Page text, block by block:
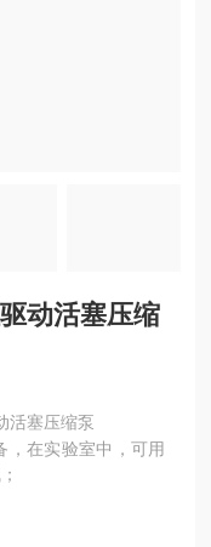
动活塞压缩
活塞压缩泵
，在实验室中，可用